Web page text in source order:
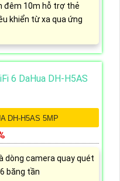
đêm 10m hỗ trợ thẻ
khiển từ xa qua ứng
DH-H5AS 5MP
dòng camera quay quét
băng tần